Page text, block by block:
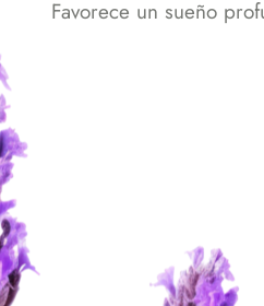
Favorece un sueño